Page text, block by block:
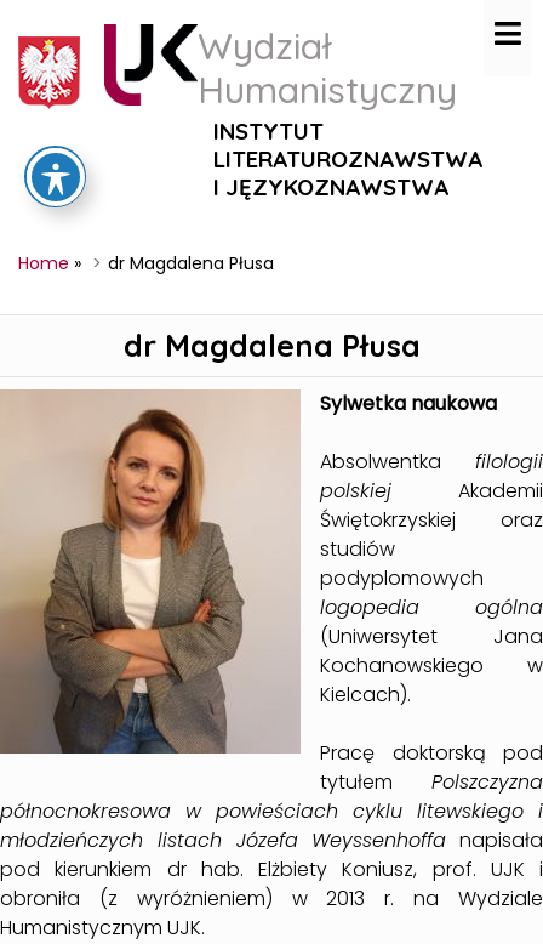
Wydział
Humanistyczny
INSTYTUT
LITERATUROZNAWSTWA
I JĘZYKOZNAWSTWA
Home » dr Magdalena Płusa
dr Magdalena Płusa
Sylwetka naukowa
Absolwentka filologii
polskiej Akademii
Świętokrzyskiej oraz
studiów
podyplomowych
logopedia ogólna
(Uniwersytet Jana
Kochanowskiego w
Kielcach).
Pracę doktorską pod
tytułem Polszczyzna
północnokresowa w powieściach cyklu litewskiego i
młodzieńczych listach Józefa Weyssenhoffa napisała
pod kierunkiem dr hab. Elżbiety Koniusz, prof. UJK i
obroniła (z wyróżnieniem) w 2013 r. na Wydziale
Humanistycznym UJK.